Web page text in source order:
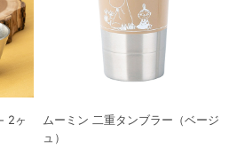
2ヶ
ムーミン 二重タンブラー（ベージ
ュ）